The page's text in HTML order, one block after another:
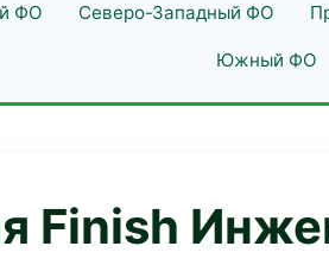
ФО Северо-Западный ФО
Южный ФО
Finish